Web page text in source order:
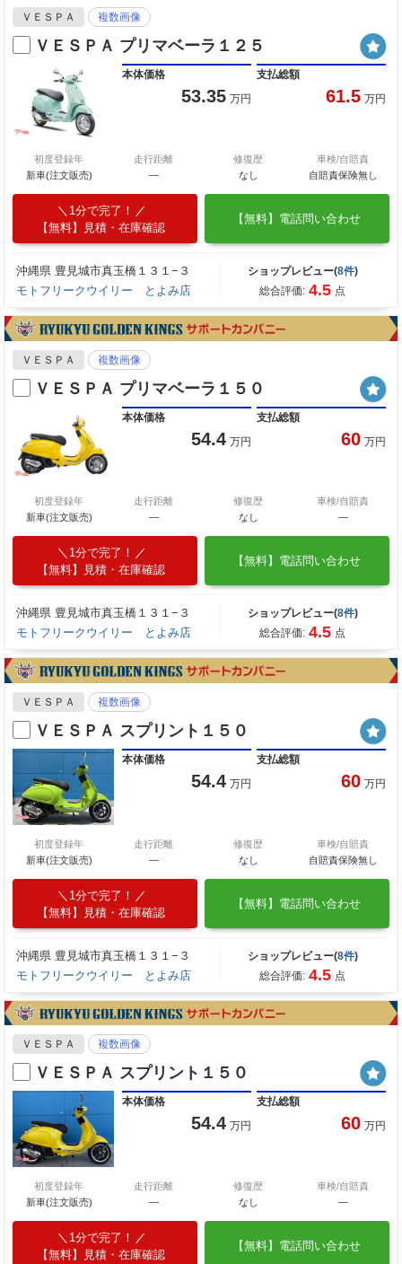
ＶＥＳＰＡ 複数画像
ＶＥＳＰＡ プリマベーラ１２５
本体価格
53.35 万円
支払総額
61.5 万円
初度登録年
新車(注文販売)
走行距離
―
修復歴
なし
車検/自賠責
自賠責保険無し
1分で完了！
【無料】見積・在庫確認
【無料】電話問い合わせ
沖縄県 豊見城市真玉橋１３１−３
モトフリークウイリー とよみ店
ショップレビュー(8件)
総合評価: 4.5 点
ＶＥＳＰＡ 複数画像
ＶＥＳＰＡ プリマベーラ１５０
本体価格
54.4 万円
支払総額
60 万円
初度登録年
新車(注文販売)
走行距離
―
修復歴
なし
車検/自賠責
―
1分で完了！
【無料】見積・在庫確認
【無料】電話問い合わせ
沖縄県 豊見城市真玉橋１３１−３
モトフリークウイリー とよみ店
ショップレビュー(8件)
総合評価: 4.5 点
ＶＥＳＰＡ 複数画像
ＶＥＳＰＡ スプリント１５０
本体価格
54.4 万円
支払総額
60 万円
初度登録年
新車(注文販売)
走行距離
―
修復歴
なし
車検/自賠責
自賠責保険無し
1分で完了！
【無料】見積・在庫確認
【無料】電話問い合わせ
沖縄県 豊見城市真玉橋１３１−３
モトフリークウイリー とよみ店
ショップレビュー(8件)
総合評価: 4.5 点
ＶＥＳＰＡ 複数画像
ＶＥＳＰＡ スプリント１５０
本体価格
54.4 万円
支払総額
60 万円
初度登録年
新車(注文販売)
走行距離
―
修復歴
なし
車検/自賠責
―
1分で完了！
【無料】見積・在庫確認
【無料】電話問い合わせ